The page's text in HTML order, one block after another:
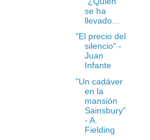
se ha
llevado...
"El precio del
silencio" -
Juan
Infante
"Un cadáver
en la
mansión
Sainsbury"
- A.
Fielding